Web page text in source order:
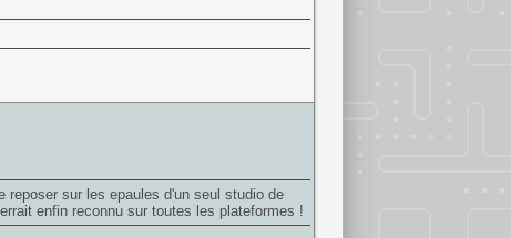
sur les epaules d'un seul studio de
enfin reconnu sur toutes les plateformes !